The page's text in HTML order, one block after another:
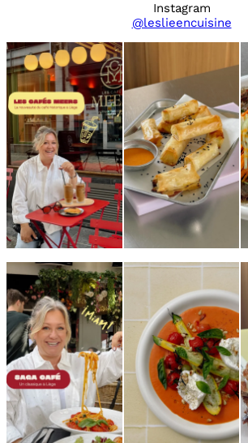
Instagram
@leslieencuisine